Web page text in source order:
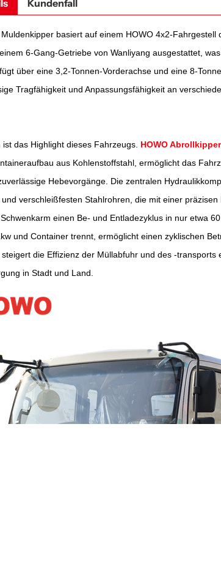
Kundenfall
basiert auf einem HOWO 4x2-
6-Gang-Getriebe von Wanliyang ausgestattet,
über eine 3,2-Tonnen-Vorderachse und eine 8-
Tragfähigkeit und Anpassungsfähigkeit an
ist das Highlight dieses Fahrzeugs. HOWO Abrollkipper
aus Kohlenstoffstahl, ermöglicht das
Hebevorgänge. Die zentralen
verschleißfesten Stahlrohren, die mit einer
einen Be- und Entladezyklus in nur etwa
und Container trennt, ermöglicht einen zyklischen
die Effizienz der Müllabfuhr und des -
in Stadt und Land.